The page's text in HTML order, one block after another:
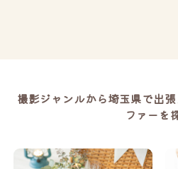
撮影ジャンルから埼玉県で出
ファーを